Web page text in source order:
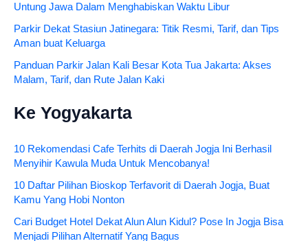
Untung Jawa Dalam Menghabiskan Waktu Libur
Parkir Dekat Stasiun Jatinegara: Titik Resmi, Tarif, dan Tips
Aman buat Keluarga
Panduan Parkir Jalan Kali Besar Kota Tua Jakarta: Akses
Malam, Tarif, dan Rute Jalan Kaki
Ke Yogyakarta
10 Rekomendasi Cafe Terhits di Daerah Jogja Ini Berhasil
Menyihir Kawula Muda Untuk Mencobanya!
10 Daftar Pilihan Bioskop Terfavorit di Daerah Jogja, Buat
Kamu Yang Hobi Nonton
Cari Budget Hotel Dekat Alun Alun Kidul? Pose In Jogja Bisa
Menjadi Pilihan Alternatif Yang Bagus